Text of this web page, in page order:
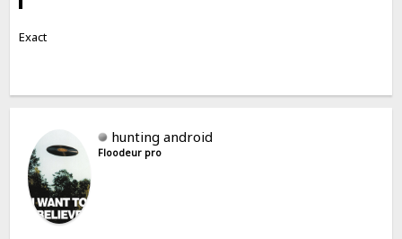
Exact
hunting android
Floodeur pro